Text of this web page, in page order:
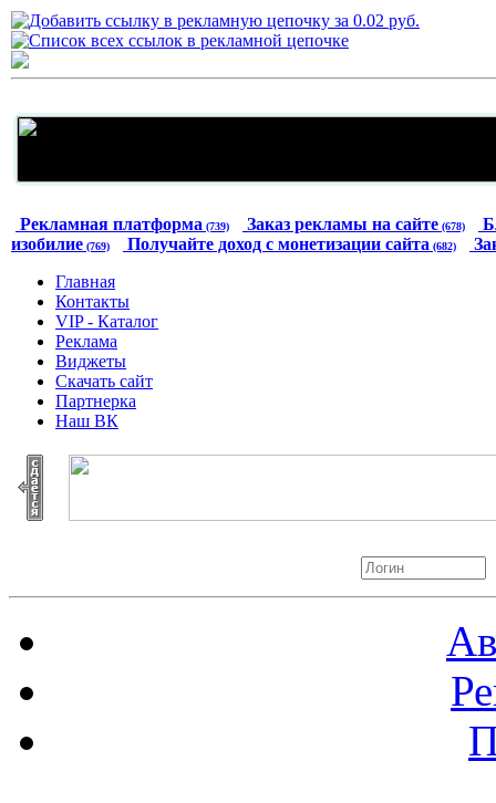
Рекламная платформа (739) Заказ рекламы на сайте (678)
изобилие (769) Получайте доход с монетизации сайта (682)
Главная
Контакты
VIP - Каталог
Реклама
Виджеты
Скачать сайт
Партнерка
Наш ВК